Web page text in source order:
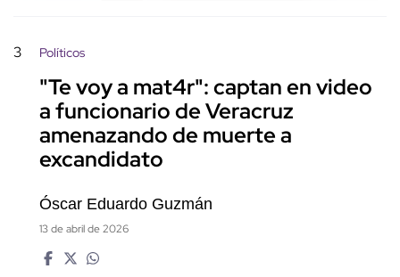
3 Políticos
"Te voy a mat4r": captan en video
a funcionario de Veracruz
amenazando de muerte a
excandidato
Óscar Eduardo Guzmán
13 de abril de 2026